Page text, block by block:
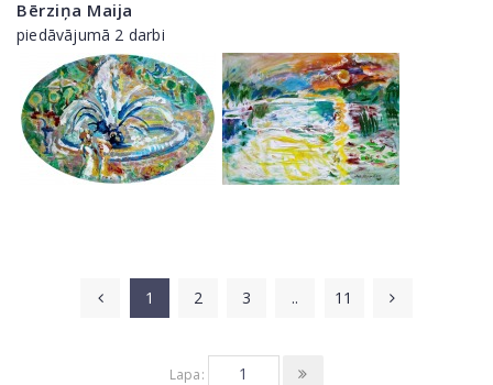
Bērziņa Maija
piedāvājumā 2 darbi
1 2 3 .. 11
Lapa: